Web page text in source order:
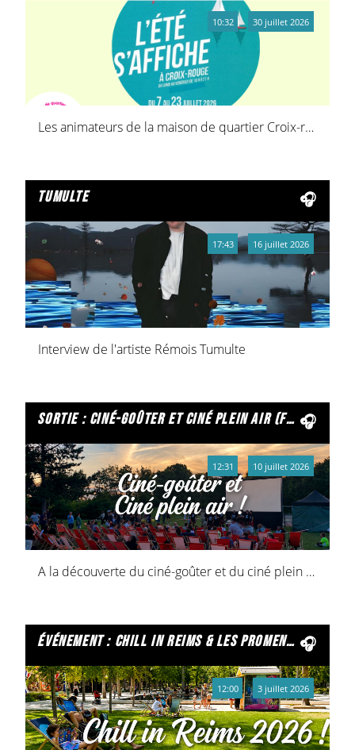
Les animateurs de la maison de quartier Croix-rouge ont organisé une journée réservée à la jeunesse
10:32 30 juillet 2026
tumulte
Interview de l'artiste Rémois Tumulte
17:43 16 juillet 2026
sortie : ciné-goûter et ciné plein air (ft. la pellicule ensorcelée)
A la découverte du ciné-goûter et du ciné plein air ! Avec les avis des jeunes cinéphiles, accompagnateurs et de l'organisation !
12:31 10 juillet 2026
événement : chill in reims & les promenades j.-l schneiter
12:00 3 juillet 2026